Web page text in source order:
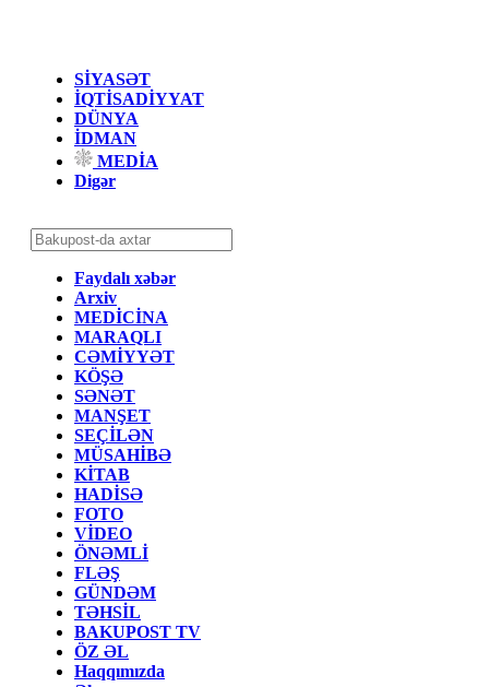
SİYASƏT
İQTİSADİYYAT
DÜNYA
İDMAN
MEDİA
Digər
Faydalı xəbər
Arxiv
MEDİCİNA
MARAQLI
CƏMİYYƏT
KÖŞƏ
SƏNƏT
MANŞET
SEÇİLƏN
MÜSAHİBƏ
KİTAB
HADİSƏ
FOTO
VİDEO
ÖNƏMLİ
FLƏŞ
GÜNDƏM
TƏHSİL
BAKUPOST TV
ÖZ ƏL
Haqqımızda